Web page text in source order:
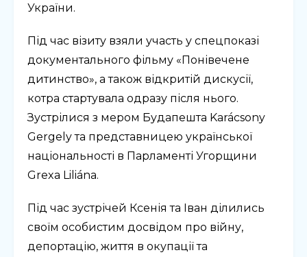
України.
Під час візиту взяли участь у спецпоказі
документального фільму «Понівечене
дитинство», а також відкритій дискусії,
котра стартувала одразу після нього.
Зустрілися з мером Будапешта Karácsony
Gergely та представницею української
національності в Парламенті Угорщини
Grexa Liliána.
Під час зустрічей Ксенія та Іван ділились
своїм особистим досвідом про війну,
депортацію, життя в окупації та